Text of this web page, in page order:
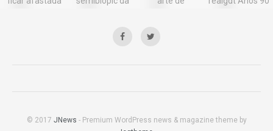
© 2017 JNews - Premium WordPress news & magazine theme by